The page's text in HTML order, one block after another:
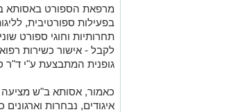
מרפאת הספורט באסותא
בפעילות ספורטיבית,
תחרותיות וחוגי ספורט
לקבל - אישור כשירות
גופנית המתבצעת ע"י ד"ר
כאמור, אסותא ב"ש מציעה
איגודים, נבחרות